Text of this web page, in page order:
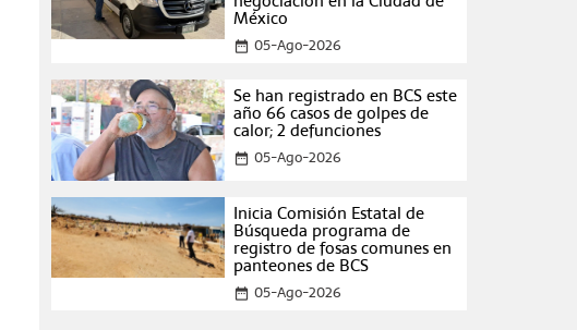
México
date_range 05-Ago-2026
Se han registrado en BCS este
año 66 casos de golpes de
calor; 2 defunciones
date_range 05-Ago-2026
Inicia Comisión Estatal de
Búsqueda programa de
registro de fosas comunes en
panteones de BCS
date_range 05-Ago-2026